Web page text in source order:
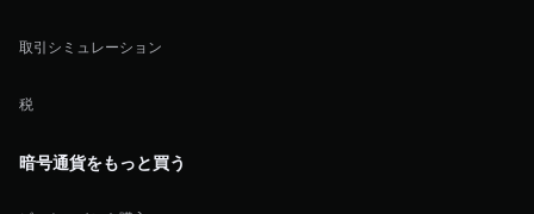
取引シミュレーション
税
暗号通貨をもっと買う